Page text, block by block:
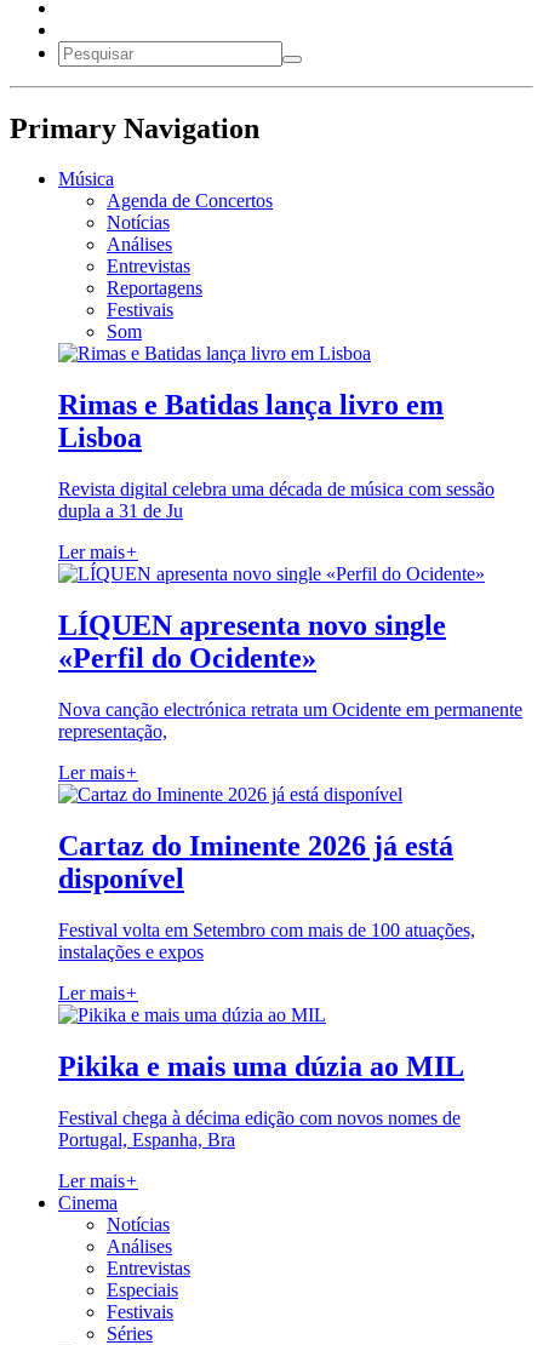
Primary Navigation
Música
Agenda de Concertos
Notícias
Análises
Entrevistas
Reportagens
Festivais
Som
Rimas e Batidas lança livro em
Lisboa
Revista digital celebra uma década de música com sessão
dupla a 31 de Ju
Ler mais+
LÍQUEN apresenta novo single
«Perfil do Ocidente»
Nova canção electrónica retrata um Ocidente em permanente
representação,
Ler mais+
Cartaz do Iminente 2026 já está
disponível
Festival volta em Setembro com mais de 100 atuações,
instalações e expos
Ler mais+
Pikika e mais uma dúzia ao MIL
Festival chega à décima edição com novos nomes de
Portugal, Espanha, Bra
Ler mais+
Cinema
Notícias
Análises
Entrevistas
Especiais
Festivais
Séries